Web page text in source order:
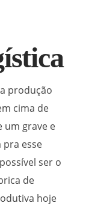
produção
cima de
um grave e
esse
ser o
de
hoje